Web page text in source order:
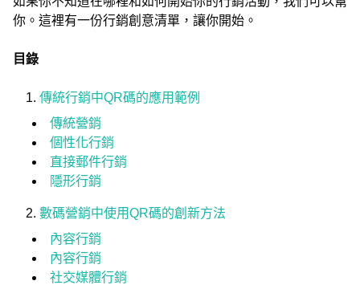
你。這裡有一份行銷創意清單，讓你開始。
目錄
傳統行銷中QR碼的應用範例
傳統營銷
個性化行銷
直接郵件行銷
隱形行銷
數碼營銷中使用QR碼的創新方法
內容行銷
內容行銷
社交媒體行銷